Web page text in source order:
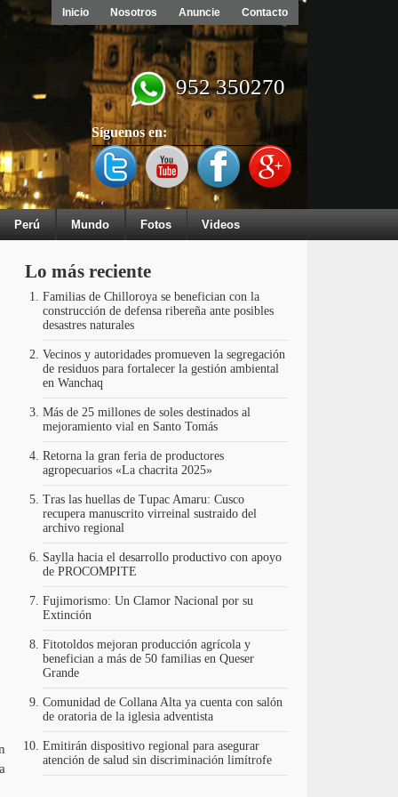
Inicio Nosotros Anuncie Contacto
952 350270
Síguenos en:
Perú Mundo Fotos Videos
Lo más reciente
Familias de Chilloroya se benefician con la
construcción de defensa ribereña ante posibles
desastres naturales
Vecinos y autoridades promueven la segregación
de residuos para fortalecer la gestión ambiental
en Wanchaq
Más de 25 millones de soles destinados al
mejoramiento vial en Santo Tomás
Retorna la gran feria de productores
agropecuarios «La chacrita 2025»
Tras las huellas de Tupac Amaru: Cusco
recupera manuscrito virreinal sustraido del
archivo regional
Saylla hacia el desarrollo productivo con apoyo
de PROCOMPITE
Fujimorismo: Un Clamor Nacional por su
Extinción
Fitotoldos mejoran producción agrícola y
benefician a más de 50 familias en Queser
Grande
Comunidad de Collana Alta ya cuenta con salón
de oratoria de la iglesia adventista
Emitirán dispositivo regional para asegurar
atención de salud sin discriminación limítrofe